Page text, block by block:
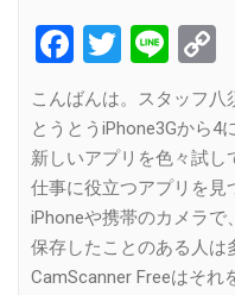
Facebook
Twitter
Line
こんばんは。スタッフ八
とうとうiPhone3Gから4
新しいアプリを色々試し
仕事に役立つアプリを見
iPhoneや携帯のカメラで
保存したことのある人は
CamScanner Freeはそれ